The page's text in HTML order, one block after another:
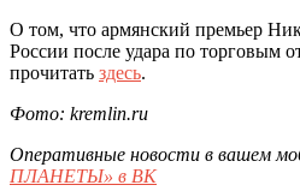
О том, что армянский премьер
России после удара по торговым
прочитать здесь.
Фото: kremlin.ru
Оперативные новости в вашем
ПЛАНЕТЫ» в ВК